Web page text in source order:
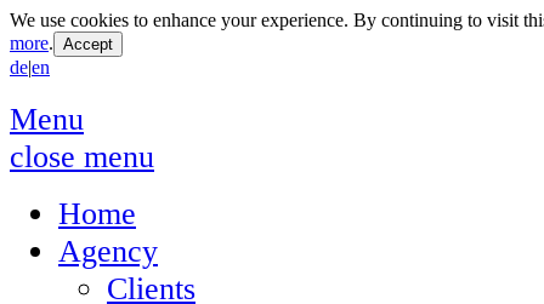
We use cookies to enhance your experience. By continuing to visit
more.
de|en
Menu
close menu
Home
Agency
Clients